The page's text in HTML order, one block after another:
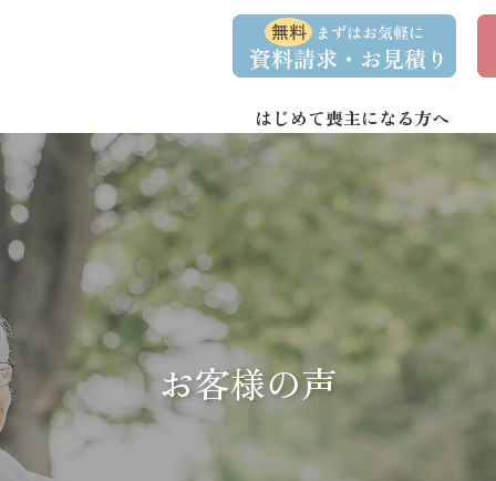
へ
ス
キ
ッ
プ
ョ
ン
に
移
動
資
求
問
い
合
せ
事
談
はじめて喪主になる方へ
お客様の声